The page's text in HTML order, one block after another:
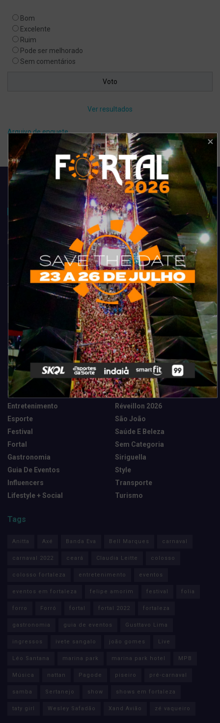
Bom
Excelente
Ruim
Pode ser melhorado
Sem comentários
Ver resultados
Arquivo de enquete
Acompanhe todas as novidades do entretenimento na região de
Fortaleza. Dicas, promoções, coberturas exclusivas e muito mais.
Categorias
Camarote Vip Junino
Cidade
Destaques
Entretenimento
Esporte
Festival
Fortal
Gastronomia
Guia De Eventos
Influencers
Lifestyle + Social
Marketing E Negócios
Música
News Tech
Réveillon 2026
São João
Saúde E Beleza
Sem Categoria
Siriguella
Style
Transporte
Turismo
Tags
Anitta Axé Banda Eva Bell Marques carnaval
carnaval 2022 ceará Claudia Leitte colosso
colosso fortaleza entretenimento eventos
eventos em fortaleza felipe amorim festival folia
forro Forró fortal fortal 2022 fortaleza
gastronomia guia de eventos Gusttavo Lima
ingressos ivete sangalo joão gomes Live
Léo Santana marina park marina park hotel MPB
Música nattan Pagode piseiro pré-carnaval
samba Sertanejo show shows em fortaleza
taty girl Wesley Safadão Xand Avião zé vaqueiro